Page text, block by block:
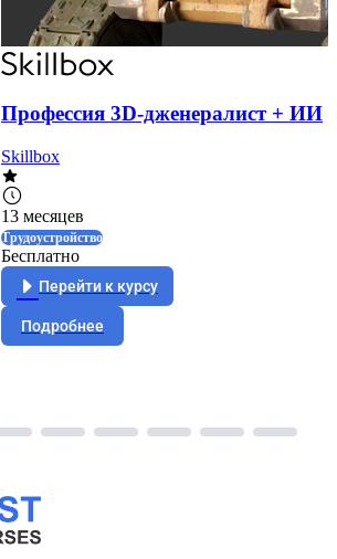
Профессия 3D-дженералист + ИИ
Skillbox
13 месяцев
Трудоустройство
Бесплатно
Перейти к курсу
Подробнее